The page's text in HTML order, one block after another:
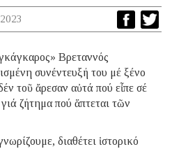
Βρεταννός
συνέντευξή του μέ ξένο
τοῦ ἄρεσαν αὐτά πού εἶπε σέ
ζήτημα πού ἅπτεται τῶν
διαθέτει ἱστορικό